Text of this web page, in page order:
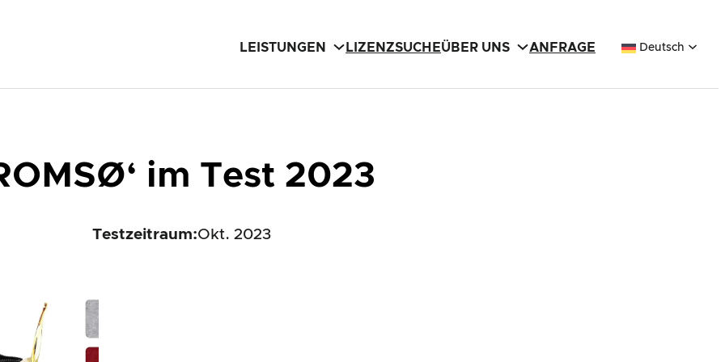
LEISTUNGEN LIZENZSUCHEÜBER UNS ANFRAGE Deutsch
im Test 2023
Testzeitraum:Okt. 2023